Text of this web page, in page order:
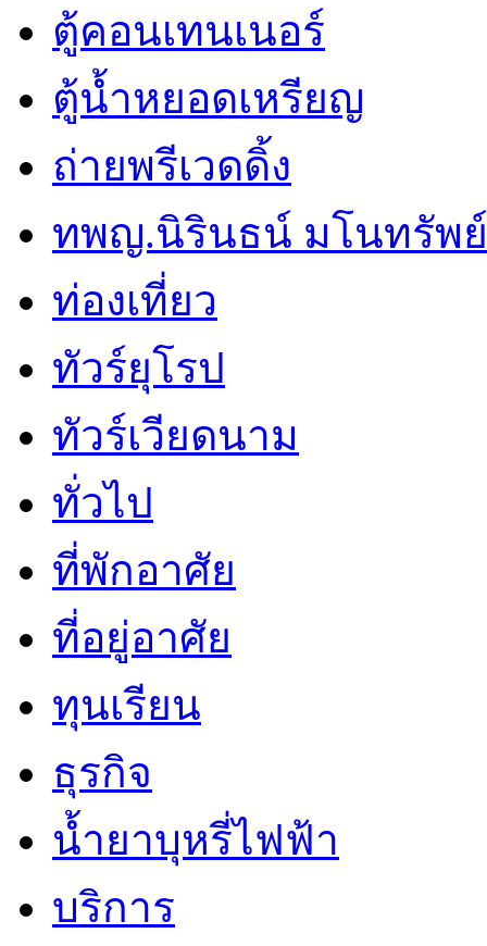
ตู้คอนเทนเนอร์
ตู้น้ำหยอดเหรียญ
ถ่ายพรีเวดดิ้ง
ทพญ.นิรินธน์ มโนทรัพ
ท่องเที่ยว
ทัวร์ยุโรป
ทัวร์เวียดนาม
ทั่วไป
ที่พักอาศัย
ที่อยู่อาศัย
ทุนเรียน
ธุรกิจ
น้ำยาบุหรี่ไฟฟ้า
บริการ